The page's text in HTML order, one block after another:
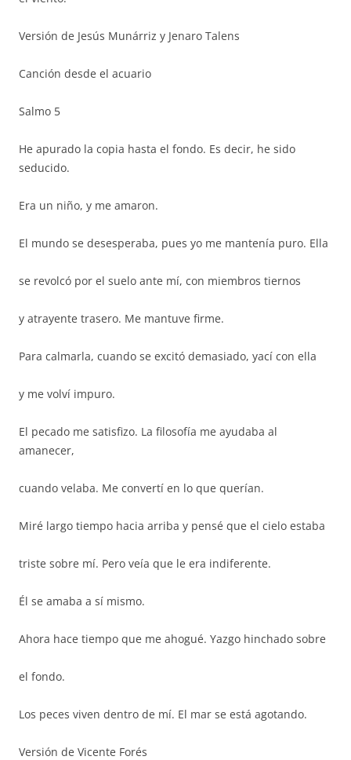
Versión de Jesús Munárriz y Jenaro Talens
Canción desde el acuario
Salmo 5
He apurado la copia hasta el fondo. Es decir, he sido
seducido.
Era un niño, y me amaron.
El mundo se desesperaba, pues yo me mantenía puro. Ella
se revolcó por el suelo ante mí, con miembros tiernos
y atrayente trasero. Me mantuve firme.
Para calmarla, cuando se excitó demasiado, yací con ella
y me volví impuro.
El pecado me satisfizo. La filosofía me ayudaba al
amanecer,
cuando velaba. Me convertí en lo que querían.
Miré largo tiempo hacia arriba y pensé que el cielo estaba
triste sobre mí. Pero veía que le era indiferente.
Él se amaba a sí mismo.
Ahora hace tiempo que me ahogué. Yazgo hinchado sobre
el fondo.
Los peces viven dentro de mí. El mar se está agotando.
Versión de Vicente Forés